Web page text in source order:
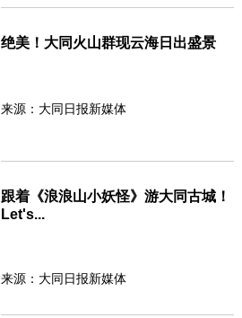
绝美！大同火山群现云海日出盛景
来源：大同日报新媒体
跟着《浪浪山小妖怪》游大同古城！
Let's...
来源：大同日报新媒体